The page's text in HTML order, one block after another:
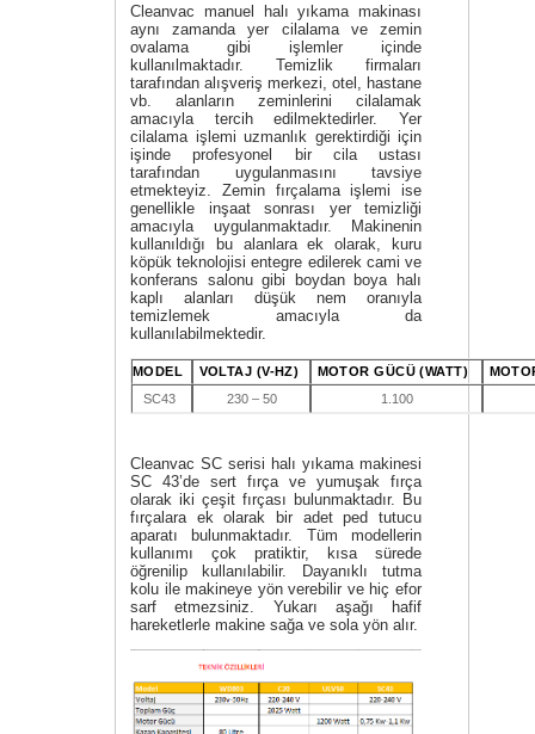
Cleanvac manuel halı yıkama makinası
aynı zamanda yer cilalama ve zemin
ovalama gibi işlemler içinde
kullanılmaktadır. Temizlik firmaları
tarafından alışveriş merkezi, otel, hastane
vb. alanların zeminlerini cilalamak
amacıyla tercih edilmektedirler. Yer
cilalama işlemi uzmanlık gerektirdiği için
işinde profesyonel bir cila ustası
tarafından uygulanmasını tavsiye
etmekteyiz. Zemin fırçalama işlemi ise
genellikle inşaat sonrası yer temizliği
amacıyla uygulanmaktadır. Makinenin
kullanıldığı bu alanlara ek olarak, kuru
köpük teknolojisi entegre edilerek cami ve
konferans salonu gibi boydan boya halı
kaplı alanları düşük nem oranıyla
temizlemek amacıyla da
kullanılabilmektedir.
MODEL VOLTAJ (V-HZ) MOTOR GÜCÜ (WATT)
SC43
230 – 50 1.100
Cleanvac SC serisi halı yıkama makinesi
SC 43’de sert fırça ve yumuşak fırça
olarak iki çeşit fırçası bulunmaktadır. Bu
fırçalara ek olarak bir adet ped tutucu
aparatı bulunmaktadır. Tüm modellerin
kullanımı çok pratiktir, kısa sürede
öğrenilip kullanılabilir. Dayanıklı tutma
kolu ile makineye yön verebilir ve hiç efor
sarf etmezsiniz. Yukarı aşağı hafif
hareketlerle makine sağa ve sola yön alır.